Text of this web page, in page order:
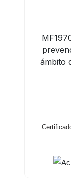
ámbito